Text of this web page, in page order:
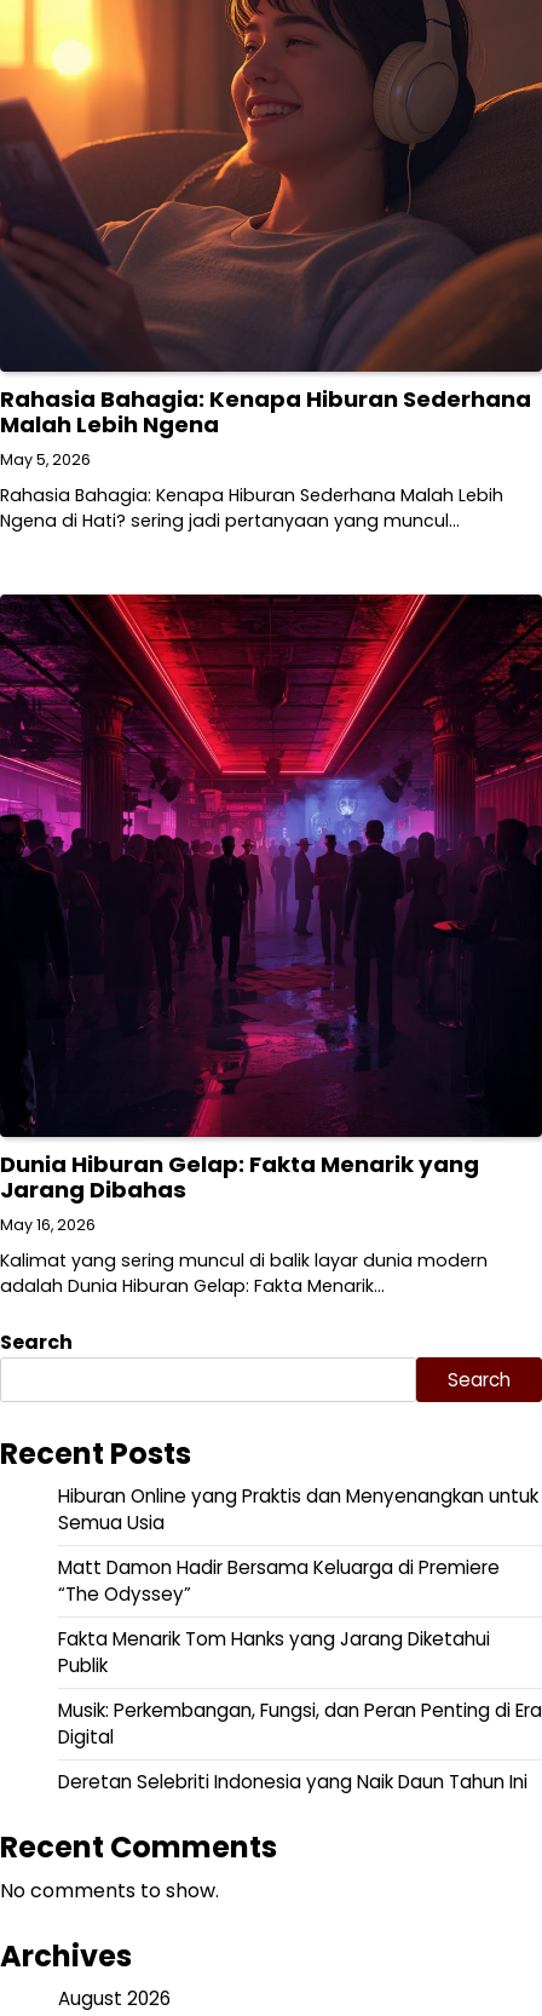
Rahasia Bahagia: Kenapa Hiburan Sederhana
Malah Lebih Ngena
May 5, 2026
Rahasia Bahagia: Kenapa Hiburan Sederhana Malah Lebih
Ngena di Hati? sering jadi pertanyaan yang muncul…
Dunia Hiburan Gelap: Fakta Menarik yang
Jarang Dibahas
May 16, 2026
Kalimat yang sering muncul di balik layar dunia modern
adalah Dunia Hiburan Gelap: Fakta Menarik…
Search
Search
Recent Posts
Hiburan Online yang Praktis dan Menyenangkan untuk
Semua Usia
Matt Damon Hadir Bersama Keluarga di Premiere
“The Odyssey”
Fakta Menarik Tom Hanks yang Jarang Diketahui
Publik
Musik: Perkembangan, Fungsi, dan Peran Penting di Era
Digital
Deretan Selebriti Indonesia yang Naik Daun Tahun Ini
Recent Comments
No comments to show.
Archives
August 2026